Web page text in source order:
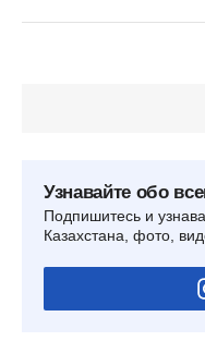
Узнавайте обо
Подпишитесь и
Казахстана, фото,